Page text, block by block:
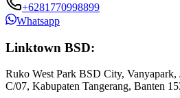
+6281770998899
Whatsapp
Linktown BSD:
Ruko West Park BSD City,
C/07, Kabupaten Tangerang, Banten